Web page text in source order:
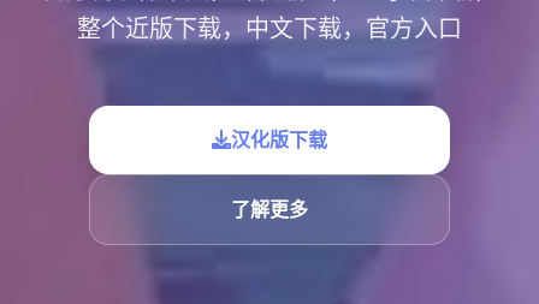
整个近版下载，中文下载，官方入口
汉化版下载
了解更多